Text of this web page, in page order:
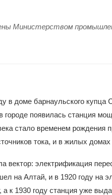
Министерством
в доме барнаульского
городе появилась станция
стало временем
тока, и в жилых
вектор: электрификация
на Алтай, и в 1920 году на
к 1930 году станция уже